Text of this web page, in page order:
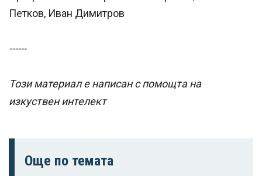
Петков, Иван Димитров
------
Този материал е написан с помощта на
изкуствен интелект
Още по темата